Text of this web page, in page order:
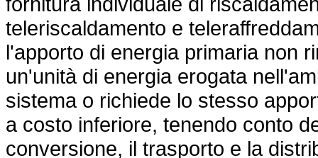
teleriscaldamento e
l'apporto di energia primaria non
un'unità di energia erogata
sistema o richiede lo stesso
a costo inferiore, tenendo conto
conversione, il trasporto e la